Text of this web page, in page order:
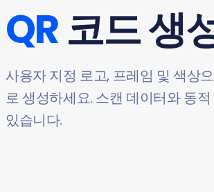
QR코드 생
사용자 지정 로고, 프레임 및 색상
로 생성하세요. 스캔 데이터와 동
있습니다.